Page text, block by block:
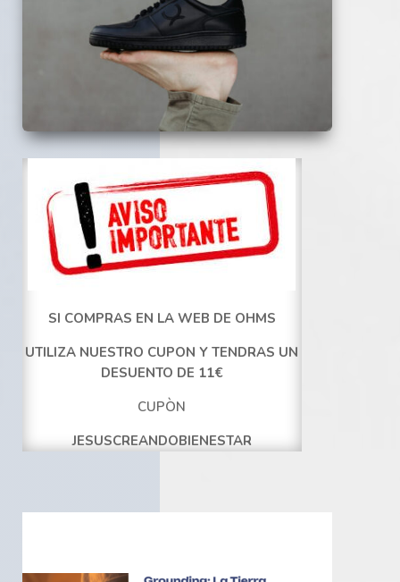
SI COMPRAS EN LA WEB DE OHMS
UTILIZA NUESTRO CUPON Y TENDRAS UN
DESUENTO DE 11€
CUPÒN
JESUSCREANDOBIENESTAR